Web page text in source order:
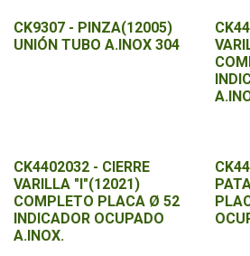
CK9307 - PINZA(12005)
UNIÓN TUBO A.INOX 304
CK4402032 - CIERRE
VARILLA "I"(12021)
COMPLETO PLACA Ø 52
INDICADOR OCUPADO
A.INOX.